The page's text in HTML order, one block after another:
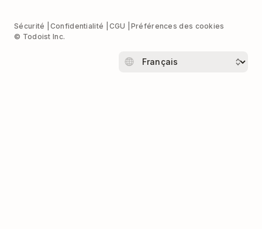
Sécurité Confidentialité CGU
Préférences des cookies
© Todoist Inc.